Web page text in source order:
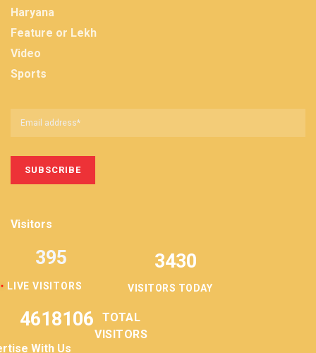
Haryana
Feature or Lekh
Video
Sports
Visitors
LIVE VISITORS
395 3430
VISITORS TODAY
4618106
TOTAL
VISITORS
With Us